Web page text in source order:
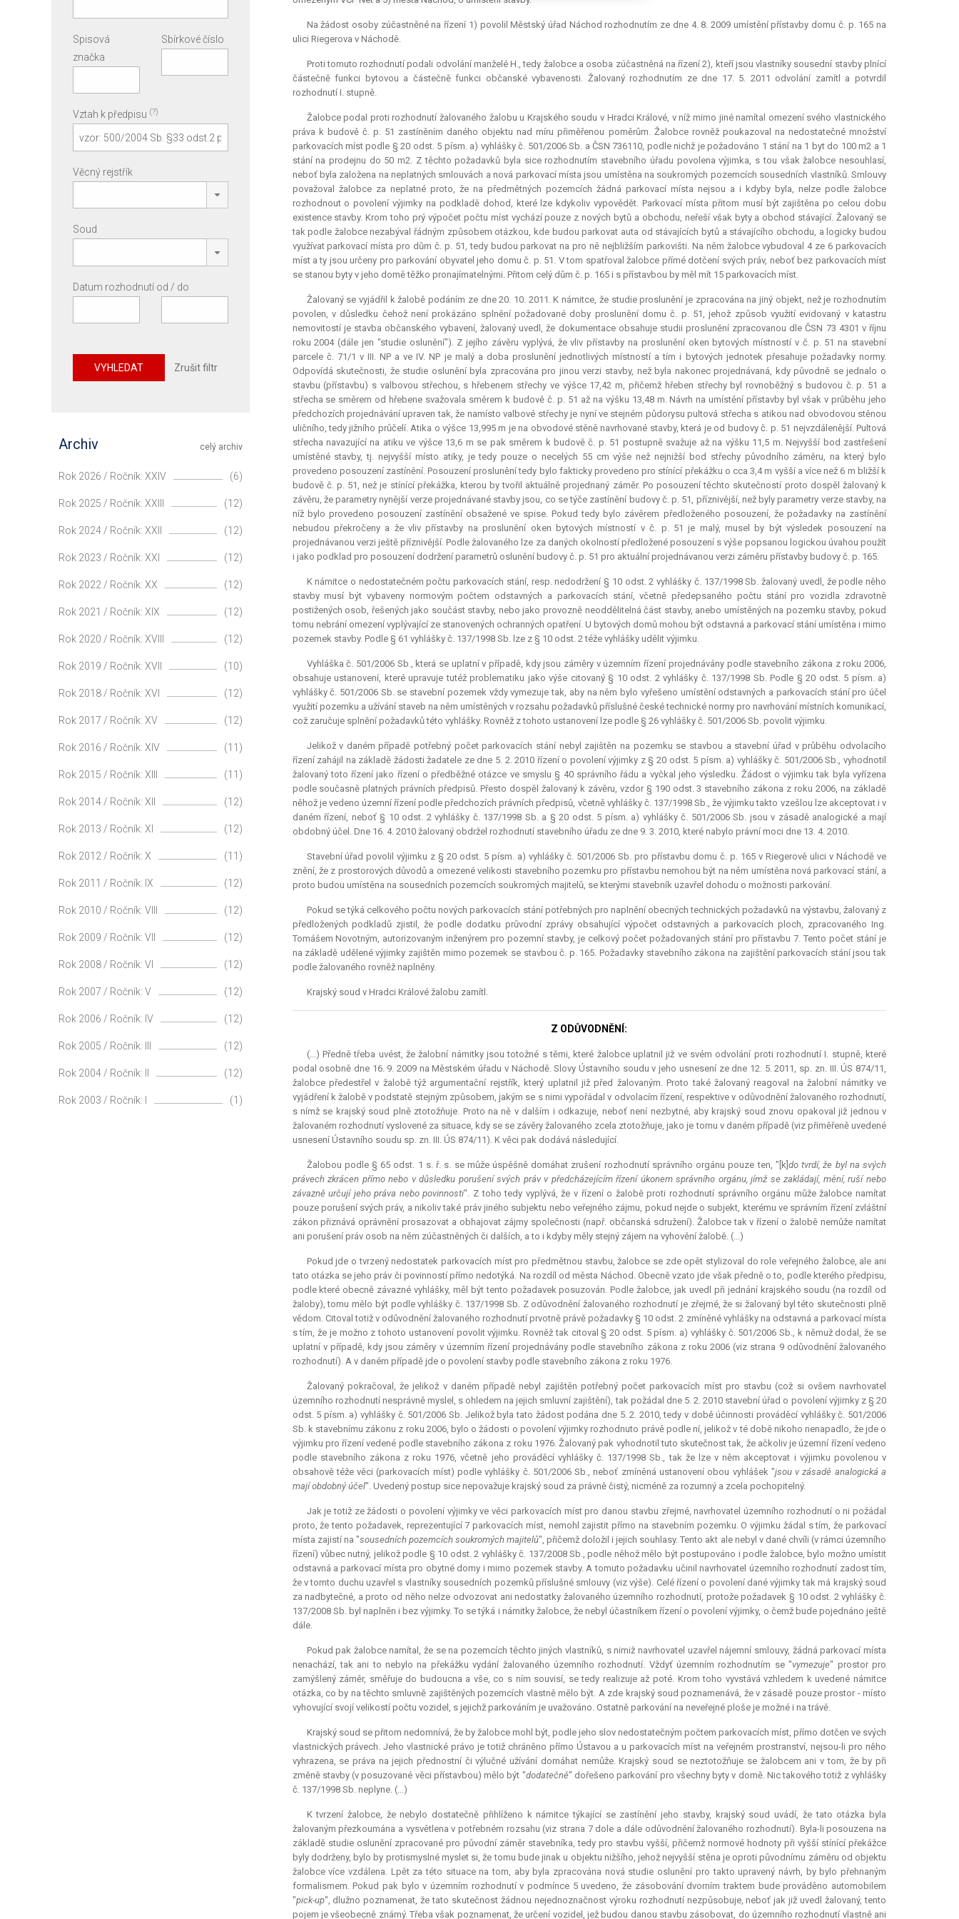
Na žádost osoby zúčastněné na řízení 1) povolil Městský úřad Náchod rozhodnutím ze dne 4. 8. 2009 umístění přístavby domu č. p. 165 na
ulici Riegerova v Náchodě.
Proti tomuto rozhodnutí podali odvolání manželé H., tedy žalobce a osoba zúčastněná na řízení 2), kteří jsou vlastníky sousední stavby plnící
částečně funkci bytovou a částečně funkci občanské vybavenosti. Žalovaný rozhodnutím ze dne 17. 5. 2011 odvolání zamítl a potvrdil
rozhodnutí I. stupně.
Žalobce podal proti rozhodnutí žalovaného žalobu u Krajského soudu v Hradci Králové, v níž mimo jiné namítal omezení svého vlastnického
práva k budově č. p. 51 zastíněním daného objektu nad míru přiměřenou poměrům. Žalobce rovněž poukazoval na nedostatečné množství
parkovacích míst podle § 20 odst. 5 písm. a) vyhlášky č. 501/2006 Sb. a ČSN 736110, podle nichž je požadováno 1 stání na 1 byt do 100 m2 a 1
stání na prodejnu do 50 m2. Z těchto požadavků byla sice rozhodnutím stavebního úřadu povolena výjimka, s tou však žalobce nesouhlasí,
neboť byla založena na neplatných smlouvách a nová parkovací místa jsou umístěna na soukromých pozemcích sousedních vlastníků. Smlouvy
považoval žalobce za neplatné proto, že na předmětných pozemcích žádná parkovací místa nejsou a i kdyby byla, nelze podle žalobce
rozhodnout o povolení výjimky na podkladě dohod, které lze kdykoliv vypovědět. Parkovací místa přitom musí být zajištěna po celou dobu
existence stavby. Krom toho prý výpočet počtu míst vychází pouze z nových bytů a obchodu, neřeší však byty a obchod stávající. Žalovaný se
tak podle žalobce nezabýval řádným způsobem otázkou, kde budou parkovat auta od stávajících bytů a stávajícího obchodu, a logicky budou
využívat parkovací místa pro dům č. p. 51, tedy budou parkovat na pro ně nejbližším parkovišti. Na něm žalobce vybudoval 4 ze 6 parkovacích
míst a ty jsou určeny pro parkování obyvatel jeho domu č. p. 51. V tom spatřoval žalobce přímé dotčení svých práv, neboť bez parkovacích míst
se stanou byty v jeho domě těžko pronajímatelnými. Přitom celý dům č. p. 165 i s přístavbou by měl mít 15 parkovacích míst.
Žalovaný se vyjádřil k žalobě podáním ze dne 20. 10. 2011. K námitce, že studie proslunění je zpracována na jiný objekt, než je rozhodnutím
povolen, v důsledku čehož není prokázáno splnění požadované doby proslunění domu č. p. 51, jehož způsob využití evidovaný v katastru
nemovitostí je stavba občanského vybavení, žalovaný uvedl, že dokumentace obsahuje studii proslunění zpracovanou dle ČSN 73 4301 v říjnu
roku 2004 (dále jen "studie oslunění"). Z jejího závěru vyplývá, že vliv přístavby na proslunění oken bytových místností v č. p. 51 na stavební
parcele č. 71/1 v III. NP a ve IV. NP je malý a doba proslunění jednotlivých místností a tím i bytových jednotek přesahuje požadavky normy.
Odpovídá skutečnosti, že studie oslunění byla zpracována pro jinou verzi stavby, než byla nakonec projednávaná, kdy původně se jednalo o
stavbu (přístavbu) s valbovou střechou, s hřebenem střechy ve výšce 17,42 m, přičemž hřeben střechy byl rovnoběžný s budovou č. p. 51 a
střecha se směrem od hřebene svažovala směrem k budově č. p. 51 až na výšku 13,48 m. Návrh na umístění přístavby byl však v průběhu jeho
předchozích projednávání upraven tak, že namísto valbové střechy je nyní ve stejném půdorysu pultová střecha s atikou nad obvodovou stěnou
uličního, tedy jižního průčelí. Atika o výšce 13,995 m je na obvodové stěně navrhované stavby, která je od budovy č. p. 51 nejvzdálenější. Pultová
střecha navazující na atiku ve výšce 13,6 m se pak směrem k budově č. p. 51 postupně svažuje až na výšku 11,5 m. Nejvyšší bod zastřešení
umístěné stavby, tj. nejvyšší místo atiky, je tedy pouze o necelých 55 cm výše než nejnižší bod střechy původního záměru, na který bylo
provedeno posouzení zastínění. Posouzení proslunění tedy bylo fakticky provedeno pro stínící překážku o cca 3,4 m vyšší a více než 6 m bližší k
budově č. p. 51, než je stínící překážka, kterou by tvořil aktuálně projednaný záměr. Po posouzení těchto skutečností proto dospěl žalovaný k
závěru, že parametry nynější verze projednávané stavby jsou, co se týče zastínění budovy č. p. 51, příznivější, než byly parametry verze stavby, na
níž bylo provedeno posouzení zastínění obsažené ve spise. Pokud tedy bylo závěrem předloženého posouzení, že požadavky na zastínění
nebudou překročeny a že vliv přístavby na proslunění oken bytových místností v č. p. 51 je malý, musel by být výsledek posouzení na
projednávanou verzi ještě příznivější. Podle žalovaného lze za daných okolností předložené posouzení s výše popsanou logickou úvahou použít
i jako podklad pro posouzení dodržení parametrů oslunění budovy č. p. 51 pro aktuální projednávanou verzi záměru přístavby budovy č. p. 165.
K námitce o nedostatečném počtu parkovacích stání, resp. nedodržení § 10 odst. 2 vyhlášky č. 137/1998 Sb. žalovaný uvedl, že podle něho
stavby musí být vybaveny normovým počtem odstavných a parkovacích stání, včetně předepsaného počtu stání pro vozidla zdravotně
postižených osob, řešených jako součást stavby, nebo jako provozně neoddělitelná část stavby, anebo umístěných na pozemku stavby, pokud
tomu nebrání omezení vyplývající ze stanovených ochranných opatření. U bytových domů mohou být odstavná a parkovací stání umístěna i mimo
pozemek stavby. Podle § 61 vyhlášky č. 137/1998 Sb. lze z § 10 odst. 2 téže vyhlášky udělit výjimku.
Vyhláška č. 501/2006 Sb., která se uplatní v případě, kdy jsou záměry v územním řízení projednávány podle stavebního zákona z roku 2006,
obsahuje ustanovení, které upravuje tutéž problematiku jako výše citovaný § 10 odst. 2 vyhlášky č. 137/1998 Sb. Podle § 20 odst. 5 písm. a)
vyhlášky č. 501/2006 Sb. se stavební pozemek vždy vymezuje tak, aby na něm bylo vyřešeno umístění odstavných a parkovacích stání pro účel
využití pozemku a užívání staveb na něm umístěných v rozsahu požadavků příslušné české technické normy pro navrhování místních komunikací,
což zaručuje splnění požadavků této vyhlášky. Rovněž z tohoto ustanovení lze podle § 26 vyhlášky č. 501/2006 Sb. povolit výjimku.
Jelikož v daném případě potřebný počet parkovacích stání nebyl zajištěn na pozemku se stavbou a stavební úřad v průběhu odvolacího
řízení zahájil na základě žádosti žadatele ze dne 5. 2. 2010 řízení o povolení výjimky z § 20 odst. 5 písm. a) vyhlášky č. 501/2006 Sb., vyhodnotil
žalovaný toto řízení jako řízení o předběžné otázce ve smyslu § 40 správního řádu a vyčkal jeho výsledku. Žádost o výjimku tak byla vyřízena
podle současně platných právních předpisů. Přesto dospěl žalovaný k závěru, vzdor § 190 odst. 3 stavebního zákona z roku 2006, na základě
něhož je vedeno územní řízení podle předchozích právních předpisů, včetně vyhlášky č. 137/1998 Sb., že výjimku takto vzešlou lze akceptovat i v
daném řízení, neboť § 10 odst. 2 vyhlášky č. 137/1998 Sb. a § 20 odst. 5 písm. a) vyhlášky č. 501/2006 Sb. jsou v zásadě analogické a mají
obdobný účel. Dne 16. 4. 2010 žalovaný obdržel rozhodnutí stavebního úřadu ze dne 9. 3. 2010, které nabylo právní moci dne 13. 4. 2010.
Stavební úřad povolil výjimku z § 20 odst. 5 písm. a) vyhlášky č. 501/2006 Sb. pro přístavbu domu č. p. 165 v Riegerově ulici v Náchodě ve
znění, že z prostorových důvodů a omezené velikosti stavebního pozemku pro přístavbu nemohou být na něm umístěna nová parkovací stání, a
proto budou umístěna na sousedních pozemcích soukromých majitelů, se kterými stavebník uzavřel dohodu o možnosti parkování.
Pokud se týká celkového počtu nových parkovacích stání potřebných pro naplnění obecných technických požadavků na výstavbu, žalovaný z
předložených podkladů zjistil, že podle dodatku průvodní zprávy obsahující výpočet odstavných a parkovacích ploch, zpracovaného Ing.
Tomášem Novotným, autorizovaným inženýrem pro pozemní stavby, je celkový počet požadovaných stání pro přístavbu 7. Tento počet stání je
na základě udělené výjimky zajištěn mimo pozemek se stavbou č. p. 165. Požadavky stavebního zákona na zajištění parkovacích stání jsou tak
podle žalovaného rovněž naplněny.
Krajský soud v Hradci Králové žalobu zamítl.
Z ODŮVODNĚNÍ:
(...) Předně třeba uvést, že žalobní námitky jsou totožné s těmi, které žalobce uplatnil již ve svém odvolání proti rozhodnutí I. stupně, které
podal osobně dne 16. 9. 2009 na Městském úřadu v Náchodě. Slovy Ústavního soudu v jeho usnesení ze dne 12. 5. 2011, sp. zn. III. ÚS 874/11,
žalobce předestřel v žalobě týž argumentační rejstřík, který uplatnil již před žalovaným. Proto také žalovaný reagoval na žalobní námitky ve
vyjádření k žalobě v podstatě stejným způsobem, jakým se s nimi vypořádal v odvolacím řízení, respektive v odůvodnění žalovaného rozhodnutí,
s nímž se krajský soud plně ztotožňuje. Proto na ně v dalším i odkazuje, neboť není nezbytné, aby krajský soud znovu opakoval již jednou v
žalovaném rozhodnutí vyslovené za situace, kdy se se závěry žalovaného zcela ztotožňuje, jako je tomu v daném případě (viz přiměřeně uvedené
usnesení Ústavního soudu sp. zn. III. ÚS 874/11). K věci pak dodává následující.
Žalobou podle § 65 odst. 1 s. ř. s. se může úspěšně domáhat zrušení rozhodnutí správního orgánu pouze ten, "[k] do tvrdí, že byl na svých
právech zkrácen přímo nebo v důsledku porušení svých práv v předcházejícím řízení úkonem správního orgánu, jímž se zakládají, mění, ruší nebo
závazně určují jeho práva nebo povinnosti". Z toho tedy vyplývá, že v řízení o žalobě proti rozhodnutí správního orgánu může žalobce namítat
pouze porušení svých práv, a nikoliv také práv jiného subjektu nebo veřejného zájmu, pokud nejde o subjekt, kterému ve správním řízení zvláštní
zákon přiznává oprávnění prosazovat a obhajovat zájmy společnosti (např. občanská sdružení). Žalobce tak v řízení o žalobě nemůže namítat
ani porušení práv osob na něm zúčastněných či dalších, a to i kdyby měly stejný zájem na vyhovění žalobě. (...)
Pokud jde o tvrzený nedostatek parkovacích míst pro předmětnou stavbu, žalobce se zde opět stylizoval do role veřejného žalobce, ale ani
tato otázka se jeho práv či povinností přímo nedotýká. Na rozdíl od města Náchod. Obecně vzato jde však předně o to, podle kterého předpisu,
podle které obecně závazné vyhlášky, měl být tento požadavek posuzován. Podle žalobce, jak uvedl při jednání krajského soudu (na rozdíl od
žaloby), tomu mělo být podle vyhlášky č. 137/1998 Sb. Z odůvodnění žalovaného rozhodnutí je zřejmé, že si žalovaný byl této skutečnosti plně
vědom. Citoval totiž v odůvodnění žalovaného rozhodnutí prvotně právě požadavky § 10 odst. 2 zmíněné vyhlášky na odstavná a parkovací místa
s tím, že je možno z tohoto ustanovení povolit výjimku. Rovněž tak citoval § 20 odst. 5 písm. a) vyhlášky č. 501/2006 Sb., k němuž dodal, že se
uplatní v případě, kdy jsou záměry v územním řízení projednávány podle stavebního zákona z roku 2006 (viz strana 9 odůvodnění žalovaného
rozhodnutí). A v daném případě jde o povolení stavby podle stavebního zákona z roku 1976.
Žalovaný pokračoval, že jelikož v daném případě nebyl zajištěn potřebný počet parkovacích míst pro stavbu (což si ovšem navrhovatel
územního rozhodnutí nesprávně myslel, s ohledem na jejich smluvní zajištění), tak požádal dne 5. 2. 2010 stavební úřad o povolení výjimky z § 20
odst. 5 písm. a) vyhlášky č. 501/2006 Sb. Jelikož byla tato žádost podána dne 5. 2. 2010, tedy v době účinnosti prováděcí vyhlášky č. 501/2006
Sb. k stavebnímu zákonu z roku 2006, bylo o žádosti o povolení výjimky rozhodnuto právě podle ní, jelikož v té době nikoho nenapadlo, že jde o
výjimku pro řízení vedené podle stavebního zákona z roku 1976. Žalovaný pak vyhodnotil tuto skutečnost tak, že ačkoliv je územní řízení vedeno
podle stavebního zákona z roku 1976, včetně jeho prováděcí vyhlášky č. 137/1998 Sb., tak že lze v něm akceptovat i výjimku povolenou v
obsahově téže věci (parkovacích míst) podle vyhlášky č. 501/2006 Sb., neboť zmíněná ustanovení obou vyhlášek "jsou v zásadě analogická a
mají obdobný účel". Uvedený postup sice nepovažuje krajský soud za právně čistý, nicméně za rozumný a zcela pochopitelný.
Jak je totiž ze žádosti o povolení výjimky ve věci parkovacích míst pro danou stavbu zřejmé, navrhovatel územního rozhodnutí o ni požádal
proto, že tento požadavek, reprezentující 7 parkovacích míst, nemohl zajistit přímo na stavebním pozemku. O výjimku žádal s tím, že parkovací
místa zajistí na "sousedních pozemcích soukromých majitelů", přičemž doložil i jejich souhlasy. Tento akt ale nebyl v dané chvíli (v rámci územního
řízení) vůbec nutný, jelikož podle § 10 odst. 2 vyhlášky č. 137/2008 Sb., podle něhož mělo být postupováno i podle žalobce, bylo možno umístit
odstavná a parkovací místa pro obytné domy i mimo pozemek stavby. A tomuto požadavku učinil navrhovatel územního rozhodnutí zadost tím,
že v tomto duchu uzavřel s vlastníky sousedních pozemků příslušné smlouvy (viz výše). Celé řízení o povolení dané výjimky tak má krajský soud
za nadbytečné, a proto od něho nelze odvozovat ani nedostatky žalovaného územního rozhodnutí, protože požadavek § 10 odst. 2 vyhlášky č.
137/2008 Sb. byl naplněn i bez výjimky. To se týká i námitky žalobce, že nebyl účastníkem řízení o povolení výjimky, o čemž bude pojednáno ještě
dále.
Pokud pak žalobce namítal, že se na pozemcích těchto jiných vlastníků, s nimiž navrhovatel uzavřel nájemní smlouvy, žádná parkovací místa
nenachází, tak ani to nebylo na překážku vydání žalovaného územního rozhodnutí. Vždyť územním rozhodnutím se "vymezuje" prostor pro
zamýšlený záměr, směřuje do budoucna a vše, co s ním souvisí, se tedy realizuje až poté. Krom toho vyvstává vzhledem k uvedené námitce
otázka, co by na těchto smluvně zajištěných pozemcích vlastně mělo být. A zde krajský soud poznamenává, že v zásadě pouze prostor - místo
vyhovující svojí velikostí počtu vozidel, s jejichž parkováním je uvažováno. Ostatně parkování na neveřejné ploše je možné i na trávě.
Krajský soud se přitom nedomnívá, že by žalobce mohl být, podle jeho slov nedostatečným počtem parkovacích míst, přímo dotčen ve svých
vlastnických právech. Jeho vlastnické právo je totiž chráněno přímo Ústavou a u parkovacích míst na veřejném prostranství, nejsou-li pro něho
vyhrazena, se práva na jejich přednostní či výlučné užívání domáhat nemůže. Krajský soud se neztotožňuje se žalobcem ani v tom, že by při
změně stavby (v posuzované věci přístavbou) mělo být "dodatečně" dořešeno parkování pro všechny byty v domě. Nic takového totiž z vyhlášky
č. 137/1998 Sb. neplyne. (...)
K tvrzení žalobce, že nebylo dostatečně přihlíženo k námitce týkající se zastínění jeho stavby, krajský soud uvádí, že tato otázka byla
žalovaným přezkoumána a vysvětlena v potřebném rozsahu (viz strana 7 dole a dále odůvodnění žalovaného rozhodnutí). Byla-li posouzena na
základě studie oslunění zpracované pro původní záměr stavebníka, tedy pro stavbu vyšší, přičemž normové hodnoty při vyšší stínící překážce
byly dodrženy, bylo by protismyslné myslet si, že tomu bude jinak u objektu nižšího, jehož nejvyšší stěna je oproti původnímu záměru od objektu
žalobce více vzdálena. Lpět za této situace na tom, aby byla zpracována nová studie oslunění pro takto upravený návrh, by bylo přehnaným
formalismem. Pokud pak bylo v územním rozhodnutí v podmínce 5 uvedeno, že zásobování dvorním traktem bude prováděno automobilem
"pick-up", dlužno poznamenat, že tato skutečnost žádnou nejednoznačnost výroku rozhodnutí nezpůsobuje, neboť jak již uvedl žalovaný, tento
pojem je všeobecně známý. Třeba však poznamenat, že určení vozidel, jež budou danou stavbu zásobovat, do územního rozhodnutí vlastně ani
Spisová
značka
Sbírkové číslo
Vztah k předpisu (?)
Věcný rejstřík
Soud
Datum rozhodnutí od / do
VYHLEDAT Zrušit filtr
celý archiv
Archiv
Rok 2026 / Ročník: XXIV (6)
Rok 2025 / Ročník: XXIII (12)
Rok 2024 / Ročník: XXII (12)
Rok 2023 / Ročník: XXI (12)
Rok 2022 / Ročník: XX (12)
Rok 2021 / Ročník: XIX (12)
Rok 2020 / Ročník: XVIII (12)
Rok 2019 / Ročník: XVII (10)
Rok 2018 / Ročník: XVI (12)
Rok 2017 / Ročník: XV (12)
Rok 2016 / Ročník: XIV (11)
Rok 2015 / Ročník: XIII (11)
Rok 2014 / Ročník: XII (12)
Rok 2013 / Ročník: XI (12)
Rok 2012 / Ročník: X (11)
Rok 2011 / Ročník: IX (12)
Rok 2010 / Ročník: VIII (12)
Rok 2009 / Ročník: VII (12)
Rok 2008 / Ročník: VI (12)
Rok 2007 / Ročník: V (12)
Rok 2006 / Ročník: IV (12)
Rok 2005 / Ročník: III (12)
Rok 2004 / Ročník: II (12)
Rok 2003 / Ročník: I (1)